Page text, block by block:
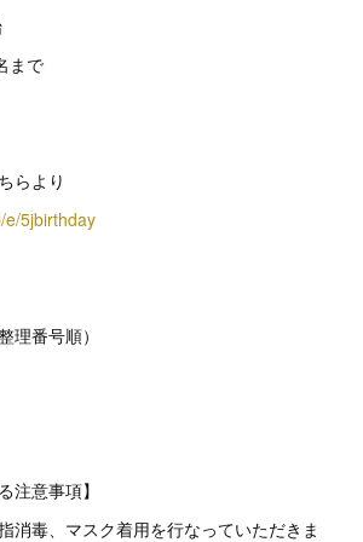
まで
らより
e/5jbirthday
番号順）
注意事項】
消毒、マスク着用を行なっていただきま